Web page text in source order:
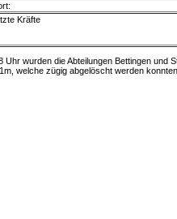
Kräfte
Uhr wurden die Abteilungen Bettingen und
welche zügig abgelöscht werden